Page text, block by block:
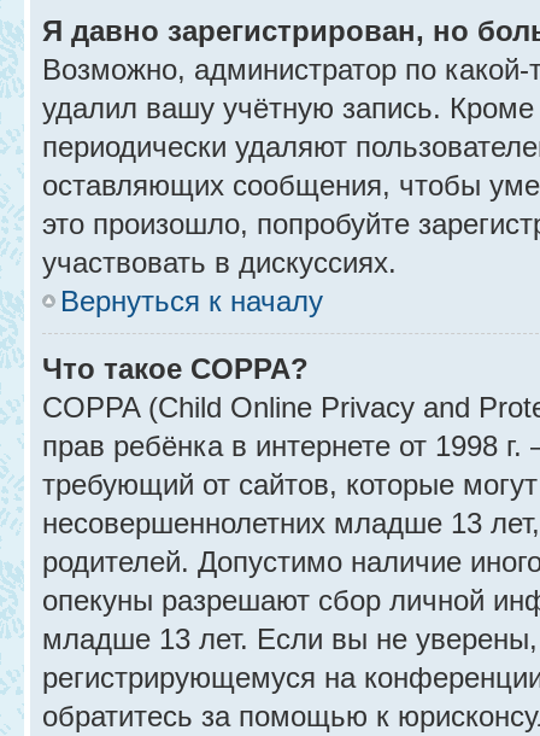
Я давно зарегистрирован, но
Возможно, администратор по
удалил вашу учётную запись.
периодически удаляют
оставляющих сообщения, чтобы
это произошло, попробуйте
участвовать в дискуссиях.
Вернуться к началу
Что такое COPPA?
COPPA (Child Online Privacy and
прав ребёнка в интернете от 1998
требующий от сайтов, которые
несовершеннолетних младше 13
родителей. Допустимо наличие
опекуны разрешают сбор личной
младше 13 лет. Если вы не
регистрирующемуся на
обратитесь за помощью к